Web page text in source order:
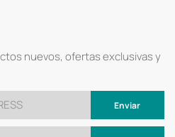
nuevos, ofertas exclusivas y
Enviar